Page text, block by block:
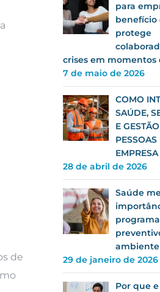
de
para
benefício
protege
crises em momentos
7 de maio de 2026
COMO
SAÚDE,
E
PESSOAS
EMPRESA
28 de abril de 2026
Saúde
29 de janeiro de 2026
Por que